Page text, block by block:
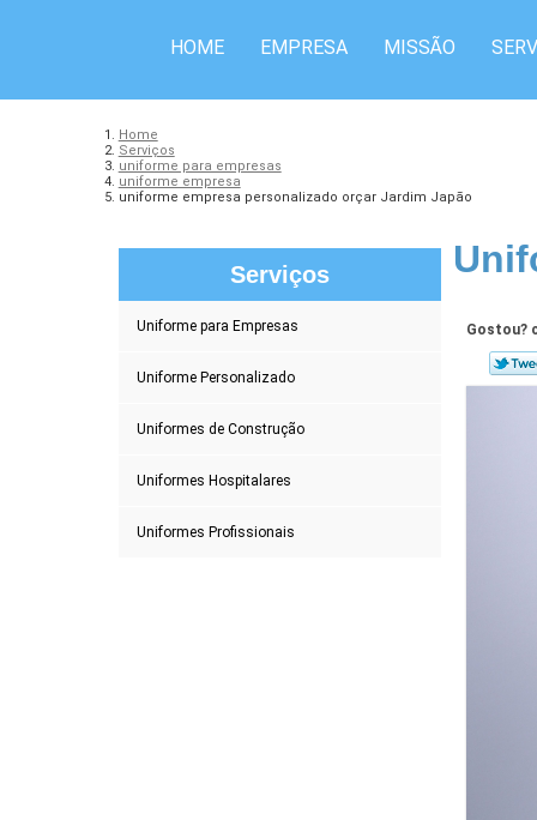
HOME EMPRESA MISSÃO
Home
Serviços
uniforme para empresas
uniforme empresa
uniforme empresa personalizado orçar Jardim Japão
Serviços
Uniforme para Empresas
Uniforme Personalizado
Uniformes de Construção
Uniformes Hospitalares
Uniformes Profissionais
Gostou?